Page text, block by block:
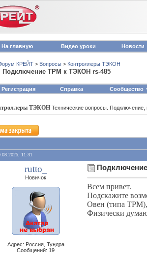
На главную Видео уроки Новости
КРЕЙТ > Вопросы > Контроллеры ТЭКОН
Подключение ТРМ к ТЭКОН rs-485
Регистрация Справка Сообщество
ТЭКОН Технические вопросы.
11:31
rutto_
Новичок
Адрес: Россия, Тундра
Сообщений: 19
Всем привет.
Подскажите
Овен (типа ТРМ),
Физически